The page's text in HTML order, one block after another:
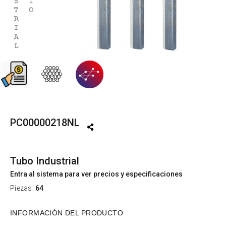
PC00000218NL
Tubo Industrial
Entra al sistema para ver precios y especificaciones
Piezas: 64
INFORMACIÓN DEL PRODUCTO